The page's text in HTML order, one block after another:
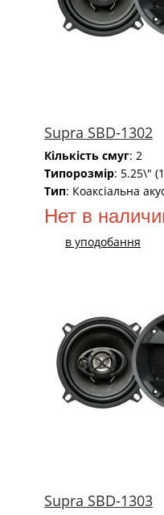
Supra SBD-1302
Кількість смуг: 2
Типорозмір: 5.25\"
Тип: Коаксіальна
Нет в
в уподобання
Supra SBD-1303